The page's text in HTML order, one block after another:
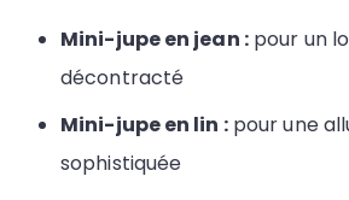
Mini-jupe en jean :pour un
décontracté
Mini-jupe en lin :pour une
sophistiquée